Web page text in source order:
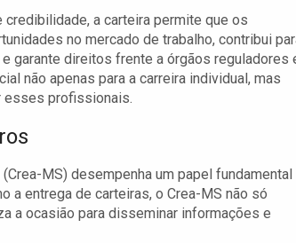
a carteira permite que os
no mercado de trabalho, contribui
garante direitos frente a órgãos reguladores
não apenas para a carreira individual, mas
esses profissionais.
MS) desempenha um papel fundamental
a entrega de carteiras, o Crea-MS não só
a ocasião para disseminar informações e